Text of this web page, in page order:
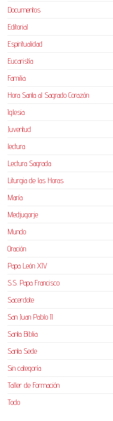
Documentos
Editorial
Espiritualidad
Eucaristía
Familia
Hora Santa al Sagrado Corazón
Iglesia
Juventud
lectura
Lectura Sagrada
Liturgia de las Horas
María
Medjugorje
Mundo
Oración
Papa León XIV
S.S. Papa Francisco
Sacerdote
San Juan Pablo II
Santa Biblia
Santa Sede
Sin categoría
Taller de Formación
Todo